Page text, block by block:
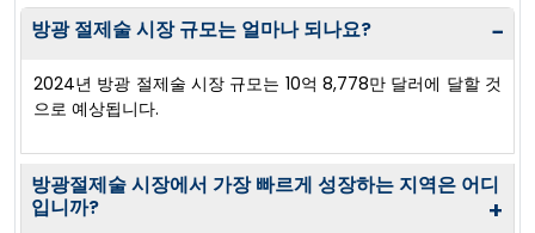
방광 절제술 시장 규모는 얼마나 되나요? −
2024년 방광 절제술 시장 규모는 10억 8,778만 달러에 달할 것
으로 예상됩니다.
방광절제술 시장에서 가장 빠르게 성장하는 지역은 어디
입니까?
+